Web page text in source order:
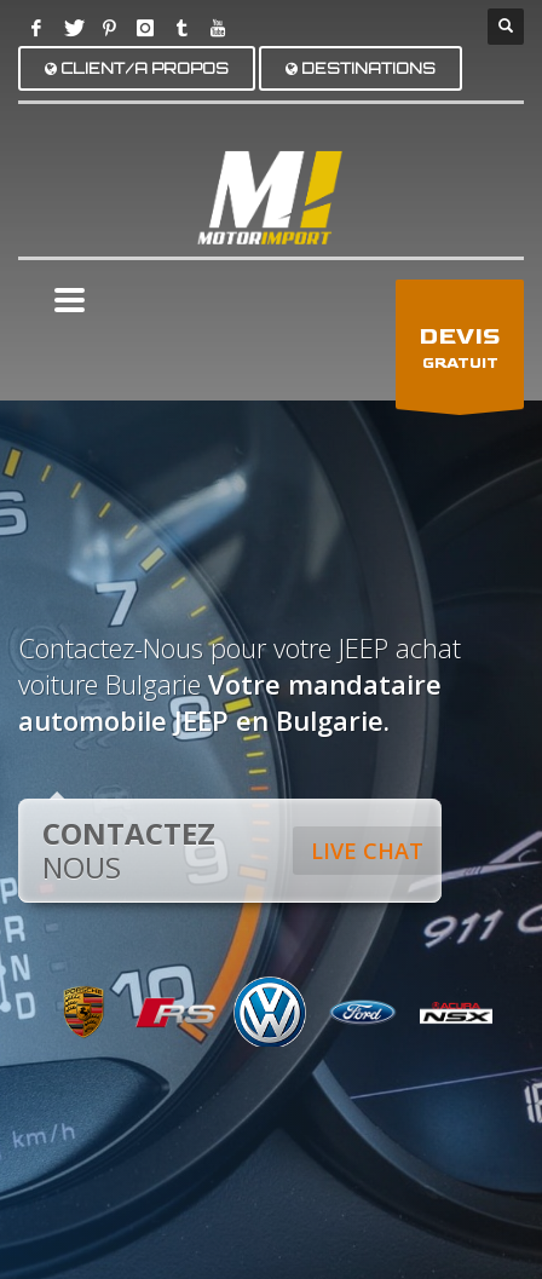
CLIENT/A PROPOS DESTINATIONS
DEVIS
GRATUIT
Contactez-Nous pour votre JEEP achat
voiture BulgarieVotre mandataire
automobile JEEP en Bulgarie.
LIVE CHAT
CONTACTEZ
NOUS